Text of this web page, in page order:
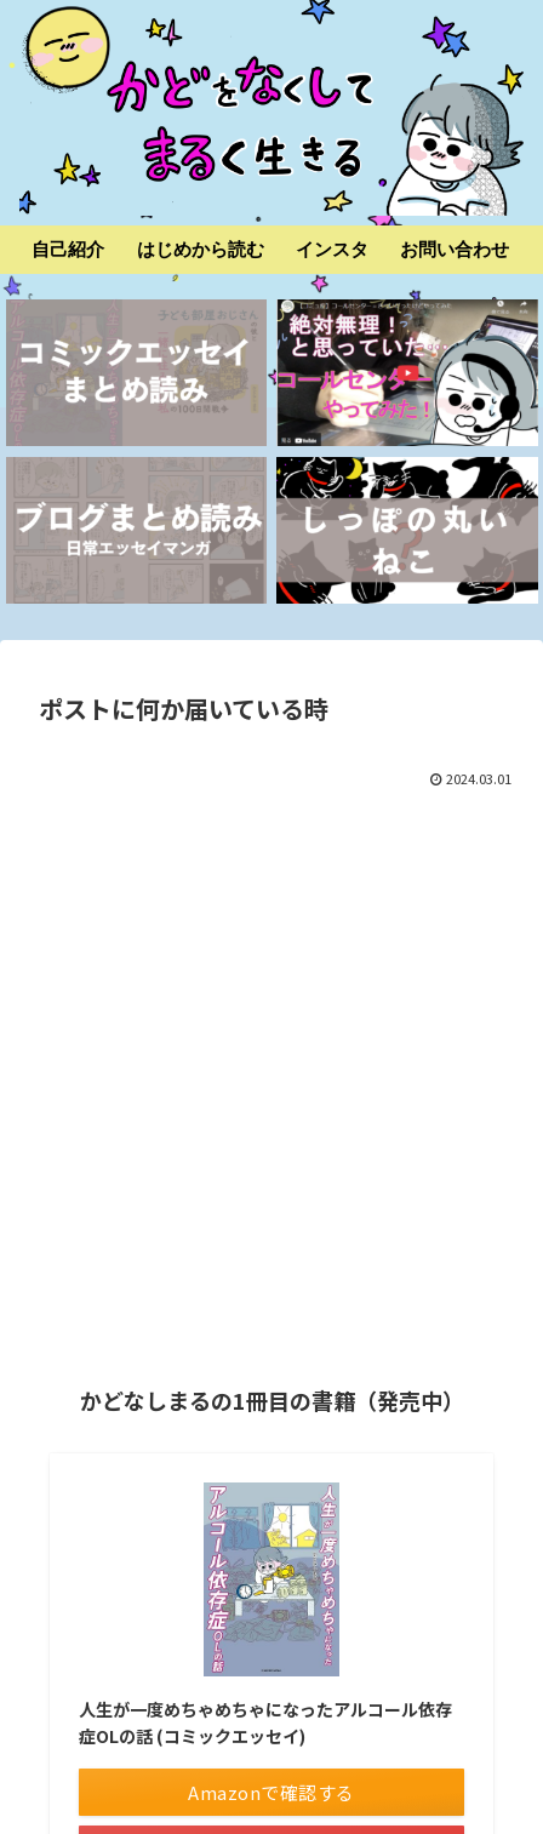
自己紹介 はじめから読む インスタ お問い合わせ
ポストに何か届いている時
2024.03.01
かどなしまるの1冊目の書籍（発売中）
人生が一度めちゃめちゃになったアルコール依存
症OLの話 (コミックエッセイ)
Amazonで確認する